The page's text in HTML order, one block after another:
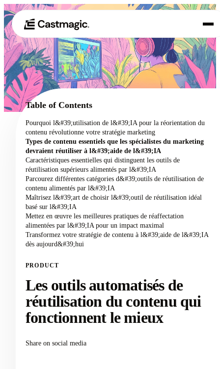
Produit
02 Cas d'utilisation
Tarification
À propos de nous
Table of Contents
Pourquoi l&#39;utilisation de l&#39;IA pour la réorientation du
contenu révolutionne votre stratégie marketing
Types de contenu essentiels que les spécialistes du marketing
devraient réutiliser à l&#39;aide de l&#39;IA
Caractéristiques essentielles qui distinguent les outils de
réutilisation supérieurs alimentés par l&#39;IA
Parcourez différentes catégories d&#39;outils de réutilisation de
contenu alimentés par l&#39;IA
Maîtrisez l&#39;art de choisir l&#39;outil de réutilisation idéal
basé sur l&#39;IA
Mettez en œuvre les meilleures pratiques de réaffectation
alimentées par l&#39;IA pour un impact maximal
Transformez votre stratégie de contenu à l&#39;aide de l&#39;IA
dès aujourd&#39;hui
PRODUCT
Les outils automatisés de
réutilisation du contenu qui
fonctionnent le mieux
Share on social media